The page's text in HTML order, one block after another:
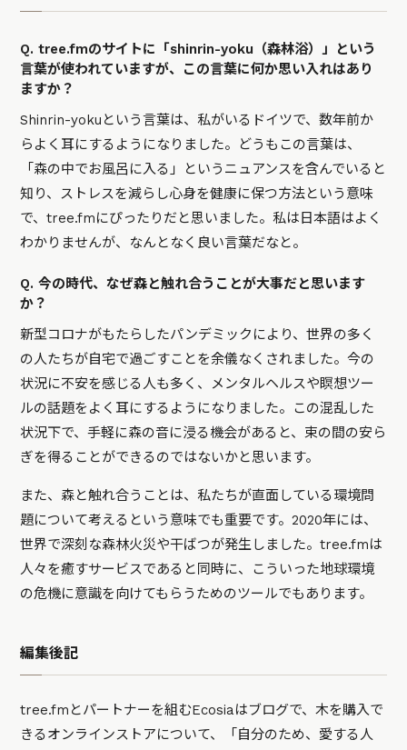
Q. tree.fmのサイトに「shinrin-yoku（森林浴）」という
言葉が使われていますが、この言葉に何か思い入れはあり
ますか？
Shinrin-yokuという言葉は、私がいるドイツで、数年前か
らよく耳にするようになりました。どうもこの言葉は、
「森の中でお風呂に入る」というニュアンスを含んでいると
知り、ストレスを減らし心身を健康に保つ方法という意味
で、tree.fmにぴったりだと思いました。私は日本語はよく
わかりませんが、なんとなく良い言葉だなと。
Q. 今の時代、なぜ森と触れ合うことが大事だと思います
か？
新型コロナがもたらしたパンデミックにより、世界の多く
の人たちが自宅で過ごすことを余儀なくされました。今の
状況に不安を感じる人も多く、メンタルヘルスや瞑想ツー
ルの話題をよく耳にするようになりました。この混乱した
状況下で、手軽に森の音に浸る機会があると、束の間の安ら
ぎを得ることができるのではないかと思います。
また、森と触れ合うことは、私たちが直面している環境問
題について考えるという意味でも重要です。2020年には、
世界で深刻な森林火災や干ばつが発生しました。tree.fmは
人々を癒すサービスであると同時に、こういった地球環境
の危機に意識を向けてもらうためのツールでもあります。
編集後記
tree.fmとパートナーを組むEcosiaはブログで、木を購入で
きるオンラインストアについて、「自分のため、愛する人